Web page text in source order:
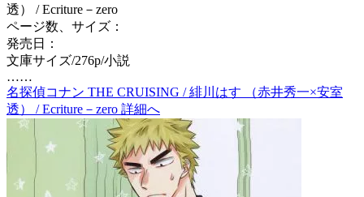
透） / Ecriture－zero
ページ数、サイズ：
発売日：
文庫サイズ/276p/小説
……
名探偵コナン THE CRUISING / 緋川はす （赤井秀一×安室
透） / Ecriture－zero 詳細へ